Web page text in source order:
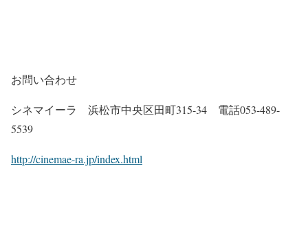
お問い合わせ
シネマイーラ 浜松市中央区田町315-34 電話053-489-
5539
http://cinemae-ra.jp/index.html